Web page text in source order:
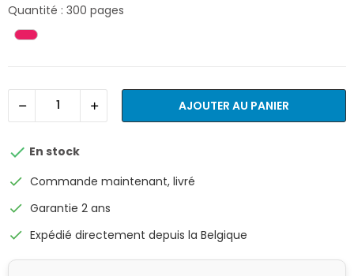
Quantité : 300 pages
AJOUTER AU PANIER
 En stock
check Commande maintenant, livré
check Garantie 2 ans
check Expédié directement depuis la Belgique